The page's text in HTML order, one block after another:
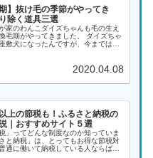
】抜け毛の季節がやってき
除く道具三選
家のわんこダイズちゃんも毛の生え
毛期がやってきました。 ダイズちゃ
敷犬になったんですが、今までは抜
2020.04.08
上の節税も！ふるさと納税の
｜おすすめサイト５選
」ってどんな制度なのか知っていま
と納税」は、とってもお得な節税対
通に働いて納税している人ならばや